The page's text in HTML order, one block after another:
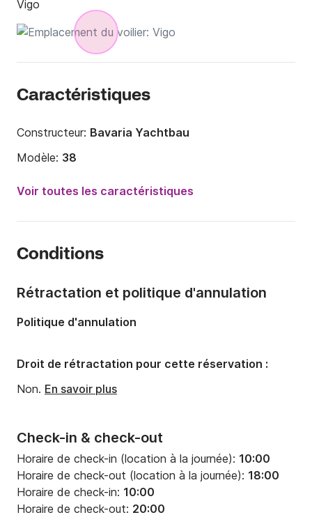
Vigo
Caractéristiques
Constructeur: Bavaria Yachtbau
Modèle: 38
Année:
2003 (Rénové en 2018)
Nombre de couchages:
Nombre de salles de bains:
Tirant d'eau:0m
Puissance moteur:29cv
Voir toutes les caractéristiques
Conditions
Check-in & check-out
Horaire de check-in (location à la journée): 10:00
Horaire de check-out (location à la journée): 18:00
Horaire de check-in: 10:00
Horaire de check-out: 20:00
Rétractation et politique d'annulation
Politique d'annulation
Droit de rétractation pour cette réservation :
Non. En savoir plus